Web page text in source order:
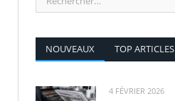
NOUVEAUX TOP ARTICLES
4 FÉVRIER 2026